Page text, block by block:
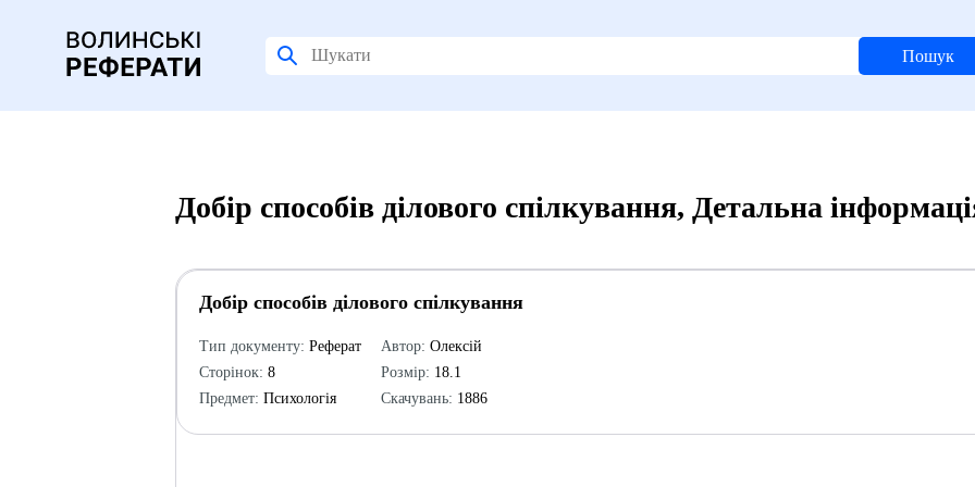
Пошук
Добір способів ділового спілкування, Детальна
Добір способів ділового спілкування
Тип документу: Реферат
Сторінок: 8
Предмет: Психологія
Автор: Олексій
Розмір: 18.1
Скачувань: 1886